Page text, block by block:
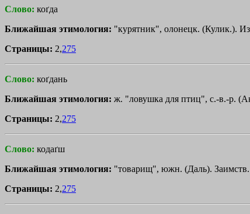
Слово: коґда
Ближайшая этимология: "курятник", олонецк. (Кулик.).
Страницы: 2,275
Слово: коґдань
Ближайшая этимология: ж. "ловушка для птиц", с.-в.-р.
Страницы: 2,275
Слово: кодаґш
Ближайшая этимология: "товарищ", южн. (Даль). Заимств.
Страницы: 2,275